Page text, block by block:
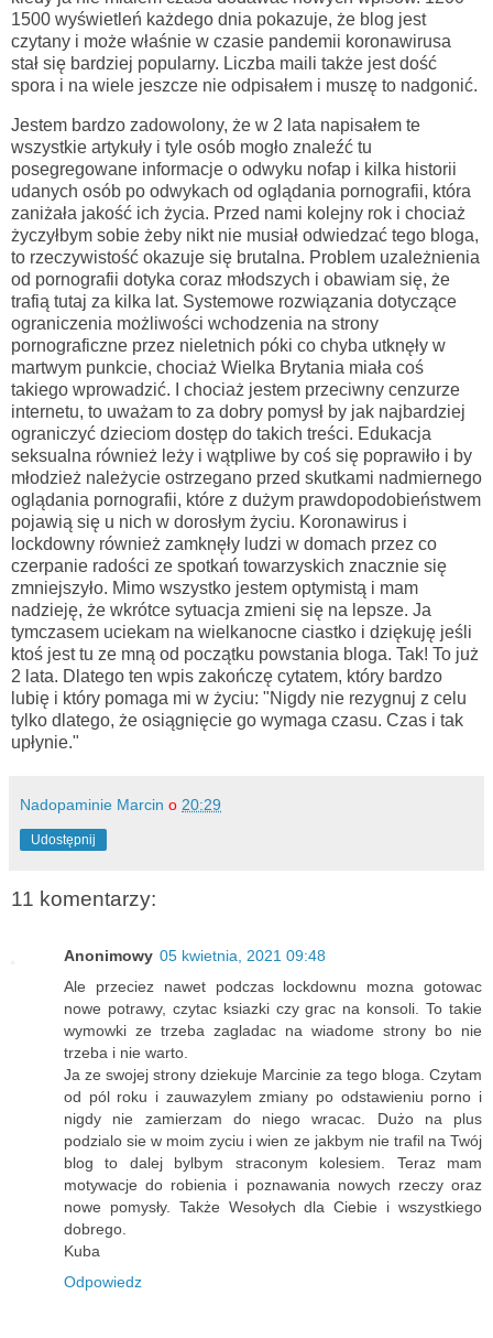
1500 wyświetleń każdego dnia pokazuje, że blog jest
czytany i może właśnie w czasie pandemii koronawirusa
stał się bardziej popularny. Liczba maili także jest dość
spora i na wiele jeszcze nie odpisałem i muszę to nadgonić.
Jestem bardzo zadowolony, że w 2 lata napisałem te
wszystkie artykuły i tyle osób mogło znaleźć tu
posegregowane informacje o odwyku nofap i kilka historii
udanych osób po odwykach od oglądania pornografii, która
zaniżała jakość ich życia. Przed nami kolejny rok i chociaż
życzyłbym sobie żeby nikt nie musiał odwiedzać tego bloga,
to rzeczywistość okazuje się brutalna. Problem uzależnienia
od pornografii dotyka coraz młodszych i obawiam się, że
trafią tutaj za kilka lat. Systemowe rozwiązania dotyczące
ograniczenia możliwości wchodzenia na strony
pornograficzne przez nieletnich póki co chyba utknęły w
martwym punkcie, chociaż Wielka Brytania miała coś
takiego wprowadzić. I chociaż jestem przeciwny cenzurze
internetu, to uważam to za dobry pomysł by jak najbardziej
ograniczyć dzieciom dostęp do takich treści. Edukacja
seksualna również leży i wątpliwe by coś się poprawiło i by
młodzież należycie ostrzegano przed skutkami nadmiernego
oglądania pornografii, które z dużym prawdopodobieństwem
pojawią się u nich w dorosłym życiu. Koronawirus i
lockdowny również zamknęły ludzi w domach przez co
czerpanie radości ze spotkań towarzyskich znacznie się
zmniejszyło. Mimo wszystko jestem optymistą i mam
nadzieję, że wkrótce sytuacja zmieni się na lepsze. Ja
tymczasem uciekam na wielkanocne ciastko i dziękuję jeśli
ktoś jest tu ze mną od początku powstania bloga. Tak! To już
2 lata. Dlatego ten wpis zakończę cytatem, który bardzo
lubię i który pomaga mi w życiu: "Nigdy nie rezygnuj z celu
tylko dlatego, że osiągnięcie go wymaga czasu. Czas i tak
upłynie."
Nadopaminie Marcin o 20:29
Udostępnij
11 komentarzy:
Anonimowy 05 kwietnia, 2021 09:48
Ale przeciez nawet podczas lockdownu mozna gotowac
nowe potrawy, czytac ksiazki czy grac na konsoli. To takie
wymowki ze trzeba zagladac na wiadome strony bo nie
trzeba i nie warto.
Ja ze swojej strony dziekuje Marcinie za tego bloga. Czytam
od pól roku i zauwazylem zmiany po odstawieniu porno i
nigdy nie zamierzam do niego wracac. Dużo na plus
podzialo sie w moim zyciu i wien ze jakbym nie trafil na Twój
blog to dalej bylbym straconym kolesiem. Teraz mam
motywacje do robienia i poznawania nowych rzeczy oraz
nowe pomysły. Także Wesołych dla Ciebie i wszystkiego
dobrego.
Kuba
Odpowiedz